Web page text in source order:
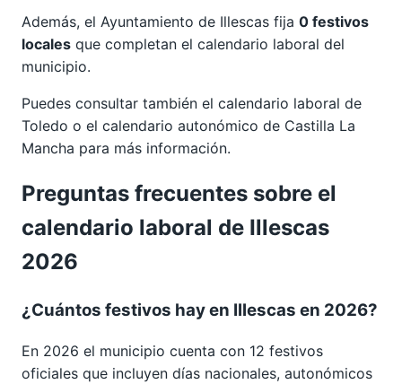
Además, el Ayuntamiento de Illescas fija 0 festivos
locales que completan el calendario laboral del
municipio.
Puedes consultar también el calendario laboral de
Toledo o el calendario autonómico de Castilla La
Mancha para más información.
Preguntas frecuentes sobre el
calendario laboral de Illescas
2026
¿Cuántos festivos hay en Illescas en 2026?
En 2026 el municipio cuenta con 12 festivos
oficiales que incluyen días nacionales, autonómicos